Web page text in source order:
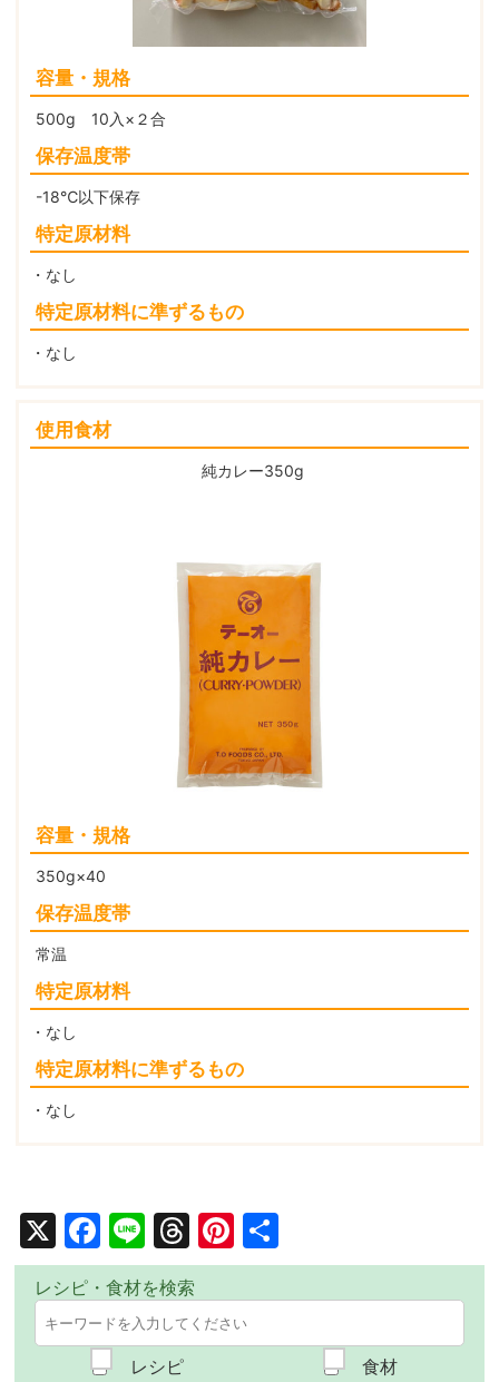
容量・規格
500g 10入×２合
保存温度帯
-18℃以下保存
特定原材料
・なし
特定原材料に準ずるもの
・なし
使用食材
純カレー350g
容量・規格
350g×40
保存温度帯
常温
特定原材料
・なし
特定原材料に準ずるもの
・なし
X Facebook
LineThreads
Pinterest
有
レシピ・食材を検索
レシピ 食材